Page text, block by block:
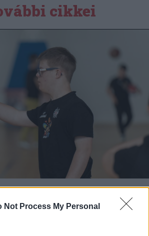
Not Process My Personal
cikkei
egy líceumot végzett